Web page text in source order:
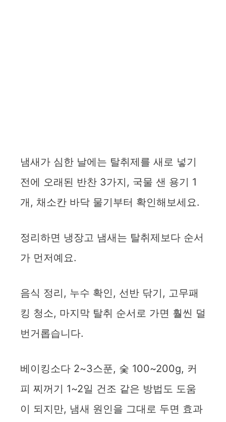
냄새가 심한 날에는 탈취제를 새로 넣기
전에 오래된 반찬 3가지, 국물 샌 용기 1
개, 채소칸 바닥 물기부터 확인해보세요.
정리하면 냉장고 냄새는 탈취제보다 순서
가 먼저예요.
음식 정리, 누수 확인, 선반 닦기, 고무패
킹 청소, 마지막 탈취 순서로 가면 훨씬 덜
번거롭습니다.
베이킹소다 2~3스푼, 숯 100~200g, 커
피 찌꺼기 1~2일 건조 같은 방법도 도움
이 되지만, 냄새 원인을 그대로 두면 효과